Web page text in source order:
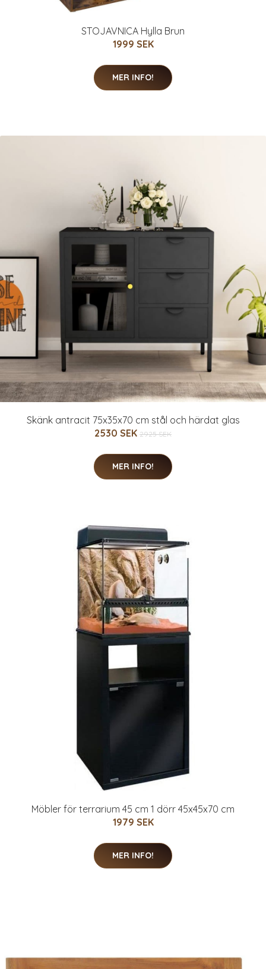
STOJAVNICA Hylla Brun
1999 SEK
MER INFO!
Skänk antracit 75x35x70 cm stål och härdat glas
2530 SEK 2925 SEK
MER INFO!
Möbler för terrarium 45 cm 1 dörr 45x45x70 cm
1979 SEK
MER INFO!